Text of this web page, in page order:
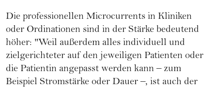
Die professionellen Microcurrents in Kliniken
oder Ordinationen sind in der Stärke bedeutend
höher: "Weil außerdem alles individuell und
zielgerichteter auf den jeweiligen Patienten oder
die Patientin angepasst werden kann – zum
Beispiel Stromstärke oder Dauer –, ist auch der